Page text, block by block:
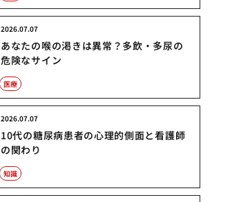
あなたの喉の渇きは異常？多飲・多尿の
危険なサイン
2026.07.07
医療
10代の糖尿病患者の心理的側面と看護師
の関わり
2026.07.07
知識